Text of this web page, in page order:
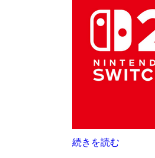
続きを読む